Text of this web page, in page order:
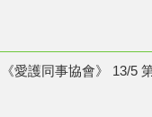
《愛護同事協會》 13/5